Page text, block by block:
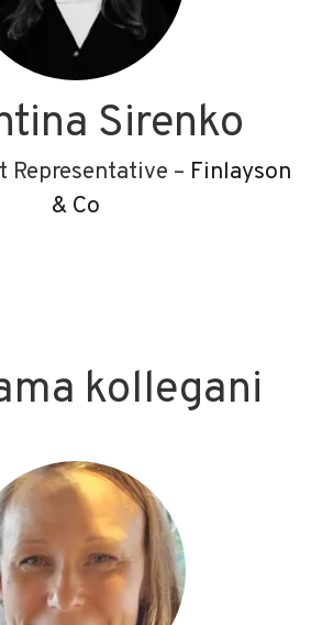
Sirenko
Representative – Finlayson
& Co
kollegani